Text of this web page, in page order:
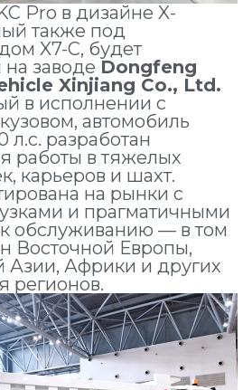
Pro в дизайне X-
также под
X7-C, будет
заводе Dongfeng
Xinjiang Co., Ltd.
в исполнении с
автомобиль
разработан
работы в тяжелых
карьеров и шахт.
на рынки с
и прагматичными
обслуживанию — в том
Восточной Европы,
Азии, Африки и других
регионов.